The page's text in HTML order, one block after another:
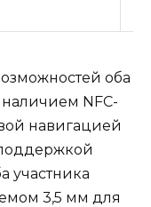
оба
наличием NFC-
навигацией
участника
3,5 мм для